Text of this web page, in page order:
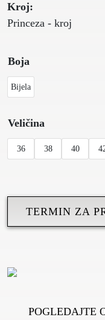
Kroj:
Princeza - kroj
Boja
Bijela
Veličina
36 38 40
TERMIN ZA
POGLEDAJTE